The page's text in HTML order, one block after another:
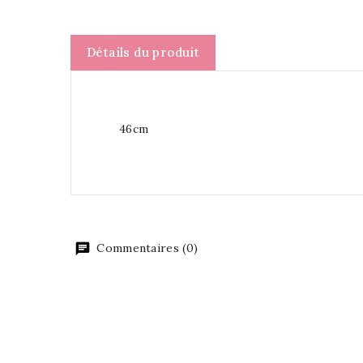
Détails du produit
46cm
Commentaires (0)